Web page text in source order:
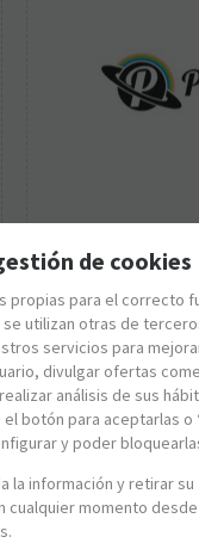
PL70828
Playmobil DUCK
Car
- +
de cookies
propias para el correcto
utilizan otras de
servicios para
divulgar ofertas
análisis de sus
el botón para aceptarlas o
y poder
la información y retirar su
cualquier momento